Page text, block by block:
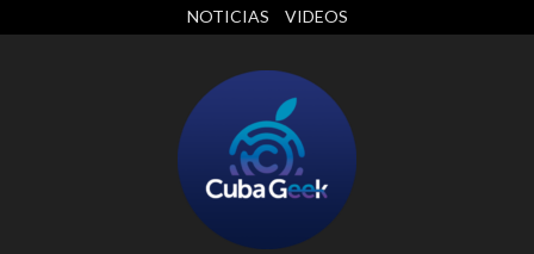
NOTICIAS VIDEOS